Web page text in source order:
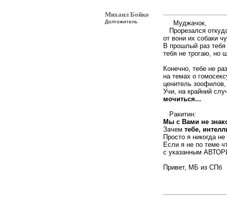
Михаил Бойко
Долгожитель
Муджачок,
Прорезался
от вони их собаки
В прошлый раз
тебя не трогаю, но
Конечно, тебе не
на темах о
ценитель
Учи, на крайний
мочиться...
Ракитин:
Мы с Вами не
Зачем тебе,
Просто я никогда
Если я не по теме
с указанным
Привет, МБ из СПб